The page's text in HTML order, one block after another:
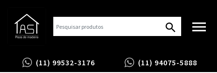
(11) 99532-3176 (11) 94075-5888